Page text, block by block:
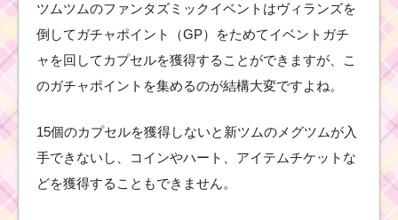
ツムツムのファンタズミックイベントはヴィランズを
倒してガチャポイント（GP）をためてイベントガチ
ャを回してカプセルを獲得することができますが、こ
のガチャポイントを集めるのが結構大変ですよね。
15個のカプセルを獲得しないと新ツムのメグツムが入
手できないし、コインやハート、アイテムチケットな
どを獲得することもできません。